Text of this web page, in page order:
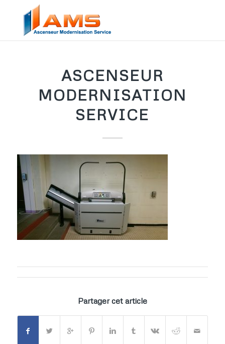
ASCENSEUR
MODERNISATION
SERVICE
Partager cet article